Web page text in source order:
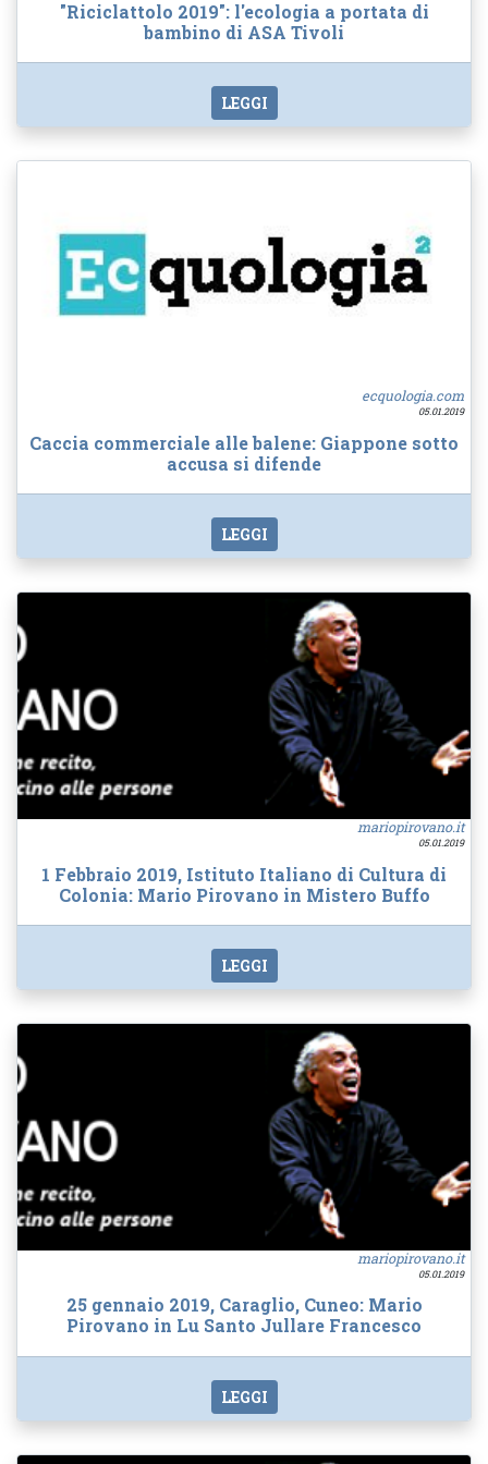
"Riciclattolo 2019": l'ecologia a portata di
bambino di ASA Tivoli
LEGGI
ecquologia.com
05.01.2019
Caccia commerciale alle balene: Giappone sotto
accusa si difende
LEGGI
mariopirovano.it
05.01.2019
1 Febbraio 2019, Istituto Italiano di Cultura di
Colonia: Mario Pirovano in Mistero Buffo
LEGGI
mariopirovano.it
05.01.2019
25 gennaio 2019, Caraglio, Cuneo: Mario
Pirovano in Lu Santo Jullare Francesco
LEGGI